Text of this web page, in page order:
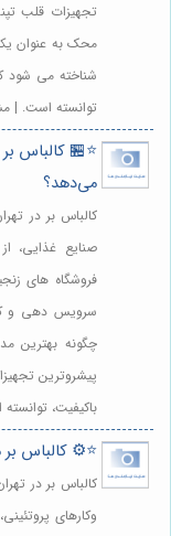
تجهیزات قلب
محک به عنوان
شناخته می شود
توانسته است. |
⭐️🏪 کالباس
می‌دهد؟
کالباس بر در
صنایع غذایی،
فروشگاه های
سرویس دهی و
چگونه بهترین
پیشروترین
باکیفیت،
⭐️⚙️ کالباس
کالباس بر در
وکارهای